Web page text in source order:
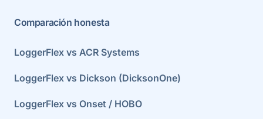
Comparación honesta
LoggerFlex vs ACR Systems
LoggerFlex vs Dickson (DicksonOne)
LoggerFlex vs Onset / HOBO